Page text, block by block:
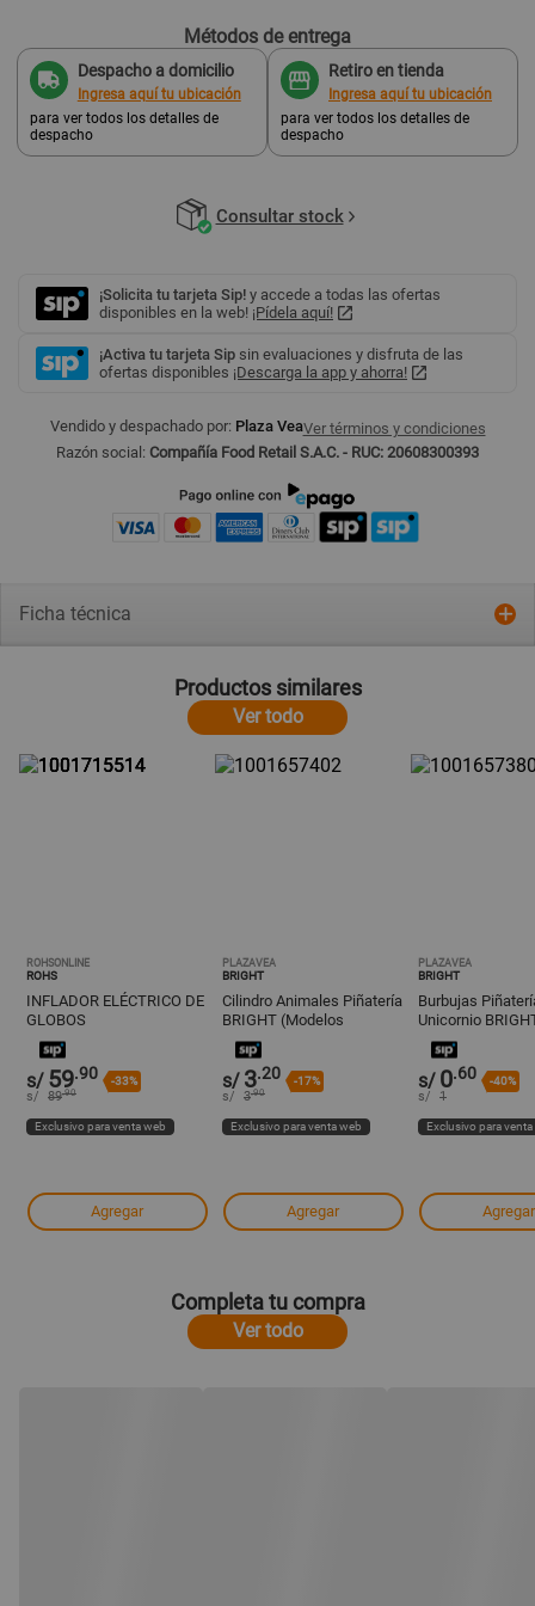
Métodos de entrega
Despacho a domicilio
Ingresa aquí tu ubicación
para ver todos los detalles de
despacho
Retiro en tienda
Ingresa aquí tu ubicación
para ver todos los detalles de
despacho
Consultar stock
¡Solicita tu tarjeta Sip! y accede a todas las ofertas
disponibles en la web! ¡Pídela aquí!
¡Activa tu tarjeta Sip sin evaluaciones y disfruta de las
ofertas disponibles ¡Descarga la app y ahorra!
Vendido y despachado por: Plaza VeaVer términos y condiciones
Razón social: Compañía Food Retail S.A.C. - RUC: 20608300393
Ficha técnica
Productos similares
Ver todo
ROHSONLINE
ROHS
INFLADOR ELÉCTRICO DE
GLOBOS
s/ 59.90 -33%
s/ 89.90
Exclusivo para venta web
Agregar
PLAZAVEA
BRIGHT
Cilindro Animales Piñatería
BRIGHT (Modelos
Aleatorios)
s/ 3.20 -17%
s/ 3.90
Exclusivo para venta web
Agregar
PLAZAVEA
BRIGHT
Burbujas
Unicornio
(Modelos
s/ 0.60 -40%
s/ 1
Exclusivo para
Agregar
Completa tu compra
Ver todo